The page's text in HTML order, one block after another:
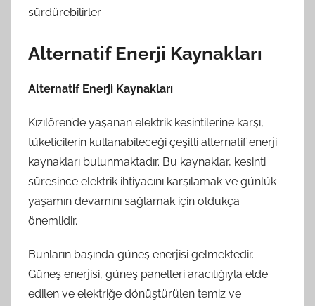
sürdürebilirler.
Alternatif Enerji Kaynakları
Alternatif Enerji Kaynakları
Kızılören’de yaşanan elektrik kesintilerine karşı,
tüketicilerin kullanabileceği çeşitli alternatif enerji
kaynakları bulunmaktadır. Bu kaynaklar, kesinti
süresince elektrik ihtiyacını karşılamak ve günlük
yaşamın devamını sağlamak için oldukça
önemlidir.
Bunların başında güneş enerjisi gelmektedir.
Güneş enerjisi, güneş panelleri aracılığıyla elde
edilen ve elektriğe dönüştürülen temiz ve